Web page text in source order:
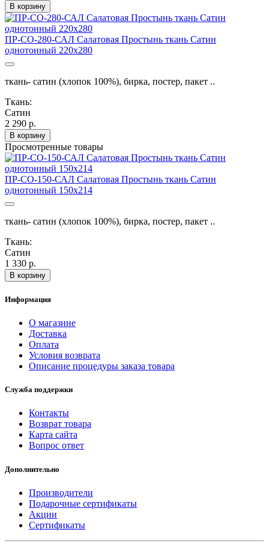
В корзину
ПР-СО-280-САЛ Салатовая Простынь ткань Сатин
однотонный 220х280
ткань- сатин (хлопок 100%), бирка, постер, пакет ..
Ткань:
Сатин
2 290 р.
В корзину
Просмотренные товары
ПР-СО-150-САЛ Салатовая Простынь ткань Сатин
однотонный 150х214
ткань- сатин (хлопок 100%), бирка, постер, пакет ..
Ткань:
Сатин
1 330 р.
В корзину
Информация
О магазине
Доставка
Оплата
Условия возврата
Описание процедуры заказа товара
Служба поддержки
Контакты
Возврат товара
Карта сайта
Вопрос ответ
Дополнительно
Производители
Подарочные сертификаты
Акции
Сертификаты